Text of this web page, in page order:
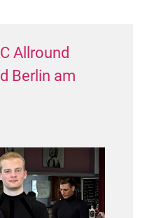
viel Spaß und
B-Klasse!
Allround
Berlin am